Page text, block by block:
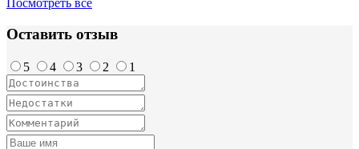
Посмотреть все
Оставить отзыв
5 4 3 2 1